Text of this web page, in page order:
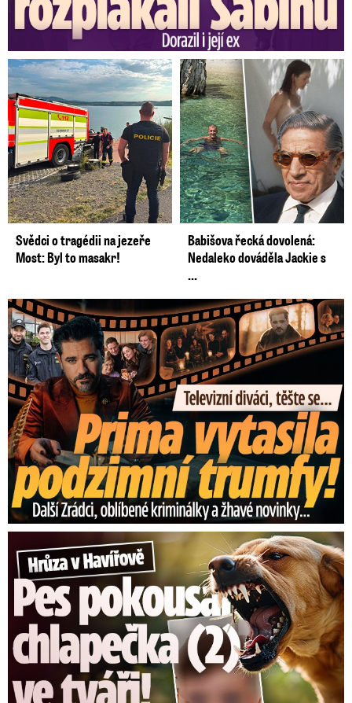
Svědci o tragédii na jezeře
Most: Byl to masakr!
Babišova řecká dovolená:
Nedaleko dováděla Jackie s
...
Prima vytasila podzimní trumfy! Další Zrádci a žhavé novinky
Hrůza v Havířově: Pes pokousal chlapečka (2) ve tváři!